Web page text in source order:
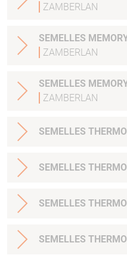
ZAMBERLAN
SEMELLES
ZAMBERLAN
SEMELLES
ZAMBERLAN
SEMELLES
SEMELLES
SEMELLES
SEMELLES